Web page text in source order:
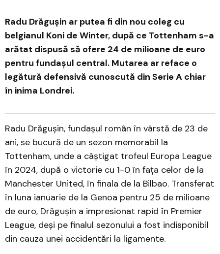
Radu Drăgușin ar putea fi din nou coleg cu
belgianul Koni de Winter, după ce Tottenham s-a
arătat dispusă să ofere 24 de milioane de euro
pentru fundașul central. Mutarea ar reface o
legătură defensivă cunoscută din Serie A chiar
în inima Londrei.
Radu Drăgușin, fundașul român în vârstă de 23 de
ani, se bucură de un sezon memorabil la
Tottenham, unde a câștigat trofeul Europa League
în 2024, după o victorie cu 1-0 în fața celor de la
Manchester United, în finala de la Bilbao. Transferat
în luna ianuarie de la Genoa pentru 25 de milioane
de euro, Drăgușin a impresionat rapid în Premier
League, deși pe finalul sezonului a fost indisponibil
din cauza unei accidentări la ligamente.